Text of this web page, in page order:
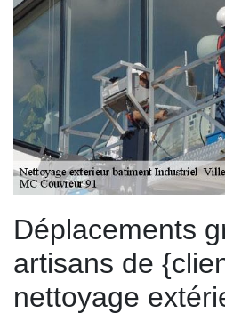
Déplacements
artisans de
nettoyage